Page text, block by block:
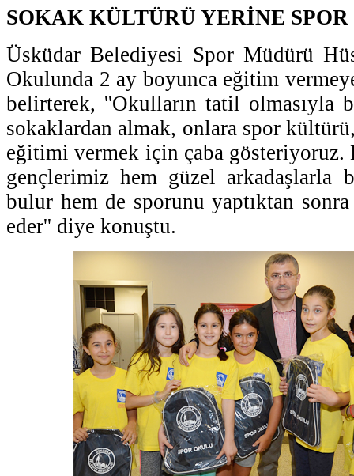
SOKAK KÜLTÜRÜ YERİNE
Üsküdar Belediyesi Spor Müdürü
Okulunda 2 ay boyunca eğitim
belirterek, ''Okulların tatil olmasıyla
sokaklardan almak, onlara spor
eğitimi vermek için çaba gösteriyoruz.
gençlerimiz hem güzel arkadaşlarla
bulur hem de sporunu yaptıktan
eder'' diye konuştu.